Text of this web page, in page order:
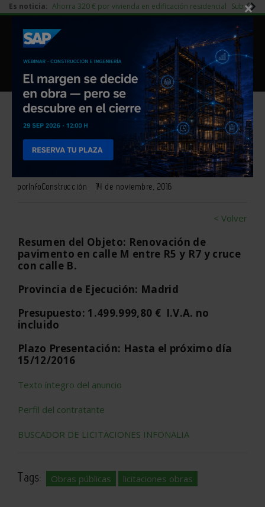
Es noticia: Ahorra 320 € por vivienda en edificación residencial Subida
Piedra Natural |
Redes Sociales
Es noticia
Registro
Renovación de pavimento en
Madrid
porInfoConstrucción 14 de noviembre, 2016
< Volver
Resumen del Objeto: Renovación de
pavimento en calle M entre R5 y R7 y cruce
con calle B.
Provincia de Ejecución: Madrid
Presupuesto: 1.499.999,80 € I.V.A. no
incluido
Plazo Presentación: Hasta el próximo día
15/12/2016
Texto íntegro del anuncio
Perfil del contratante
BUSCADOR DE LICITACIONES INFONALIA
Tags: Obras públicas licitaciones obras
×